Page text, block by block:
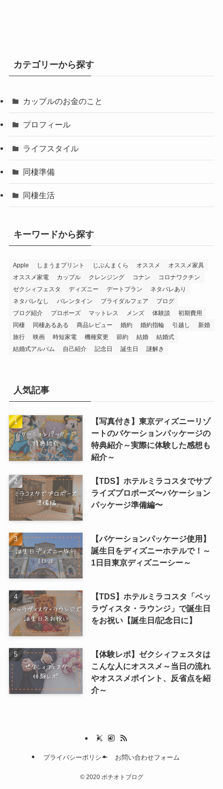
カテゴリーから探す
カップルのお金のこと
プロフィール
ライフスタイル
同棲準備
同棲生活
キーワードから探す
Apple しまうまプリント じぶんまくら オススメ
オススメ家具
オススメ家電
カップル クレンジング コナン
コロナワクチン
ゼクシィフェスタ
ディズニー デートプラン
ネタバレあり
ネタバレなし
バレンタイン ブライダルフェア
ブログ
ブログ紹介
プロポーズ マットレス メンズ 体験談
初期費用
同棲
同棲あるある 商品レビュー 婚約 婚約指輪 引越し
新婚
旅行
映画 時短家電 機種変更 節約 結婚
結婚式
結婚式アルバム
自己紹介 記念日 誕生日 謎解き
人気記事
【写真付き】東京ディズニーリゾ
ートのバケーションパッケージの
特典紹介～実際に体験した感想も
紹介～
【TDS】ホテルミラコスタでサプ
ライズプロポーズ〜バケーション
パッケージ準備編〜
【バケーションパッケージ使用】
誕生日をディズニーホテルで！～
1日目東京ディズニーシー～
【TDS】ホテルミラコスタ「ベッ
ラヴィスタ・ラウンジ」で誕生日
をお祝い【誕生日/記念日に】
【体験レポ】ゼクシィフェスタは
こんな人にオススメ～当日の流れ
やオススメポイント、反省点を紹
介～
プライバシーポリシー お問い合わせフォーム
©2020 ポチオトブログ